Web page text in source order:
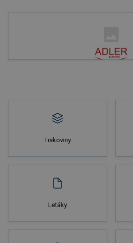
Tiskoviny
Letáky